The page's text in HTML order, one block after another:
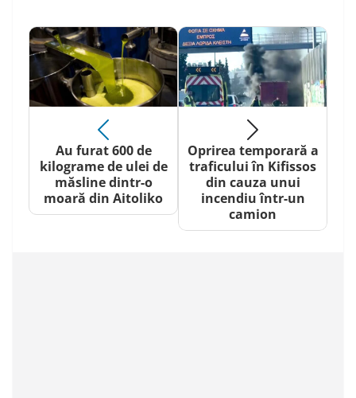
Au furat 600 de
kilograme de ulei de
măsline dintr-o
moară din Aitoliko
Oprirea temporară a
traficului în Kifissos
din cauza unui
incendiu într-un
camion